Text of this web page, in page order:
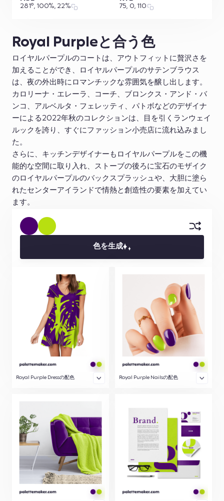
Royal Purpleと合う色
ロイヤルパープルのコートは、アウトフィットに贅沢さを
加えることができ、ロイヤルパープルのサテンブラウス
は、夜の外出時にロマンチックな雰囲気を醸し出します。
カロリーナ・エレーラ、コーチ、ブロンクス・アンド・バ
ンコ、アルベルタ・フェレッティ、パトボなどのデザイナ
ーによる2022年秋のコレクションは、目を引くランウェイ
ルックを誇り、すぐにファッション小売店に流れ込みまし
た。
さらに、キッチンデザイナーもロイヤルパープルをこの機
能的な空間に取り入れ、ストーブの後ろに宝石のモザイク
のロイヤルパープルのバックスプラッシュや、大胆に塗ら
れたセンターアイランドで情熱と創造性の要素を加えてい
ます。
色を生成
Royal Purple Dressの配色 Royal Purple Nailsの配色
281°, 100%, 22% 75, 0, 110